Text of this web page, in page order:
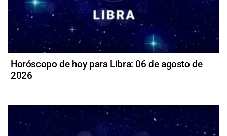
Horóscopo de hoy para Libra: 06 de agosto de
2026